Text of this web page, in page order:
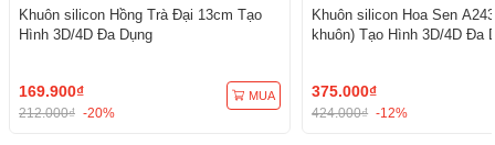
Khuôn silicon Hồng Trà Đại 13cm Tạo
Hình 3D/4D Đa Dụng
169.900₫
212.000₫ -20%
MUA
Khuôn silicon Hoa Sen
khuôn) Tạo Hình 3D/4D Đa
375.000₫
424.000₫ -12%